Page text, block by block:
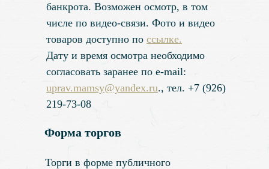
банкрота. Возможен осмотр, в том
числе по видео-связи. Фото и видео
товаров доступно по ссылке.
Дату и время осмотра необходимо
согласовать заранее по e-mail:
uprav.mamsy@yandex.ru., тел. +7 (926)
219-73-08
Форма торгов
Торги в форме публичного